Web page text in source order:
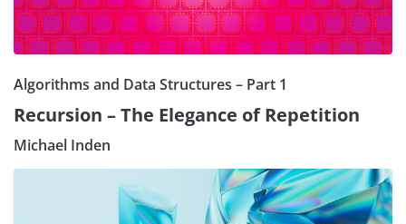
Algorithms and Data Structures – Part 1
Recursion – The Elegance of Repetition
Michael Inden